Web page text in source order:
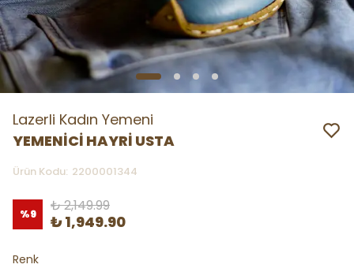
Lazerli Kadın Yemeni
YEMENİCİ HAYRİ USTA
Ürün Kodu: 2200001344
%9 ₺ 2,149.99
₺ 1,949.90
Renk